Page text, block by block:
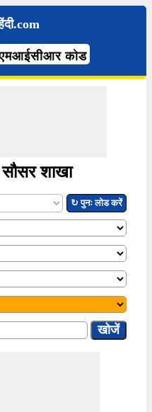
कोड
शाखा
↻ पुनः लोड करें